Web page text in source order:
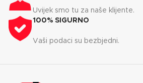
Uvijek smo tu za naše klijente.
100% SIGURNO
Vaši podaci su bezbjedni.